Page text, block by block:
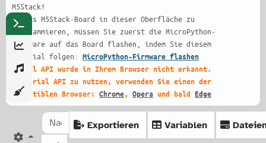
M5Stack!
Um das M5Stack-Board in dieser Oberfläche zu
programmieren, müssen Sie zuerst die MicroPython-
Firmware auf das Board flashen, indem Sie diesem
Tutorial folgen: MicroPython-Firmware flashen
Serial API wurde in Ihrem Browser nicht erkannt.
Um Serial API zu nutzen, verwenden Sie einen der
kompatiblen Browser: Chrome, Opera und bald Edge
Exportieren Variablen